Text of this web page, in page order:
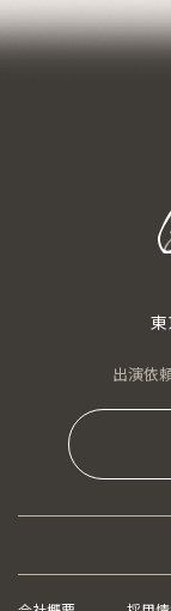
出演依頼